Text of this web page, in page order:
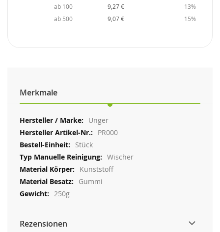
ab 100
9,27 €
13%
ab 500
9,07 € 15%
Merkmale
Weitere
Informationen
Unger
PR000
Stück
Wischer
Kunststoff
Gummi
250g
Rezensionen